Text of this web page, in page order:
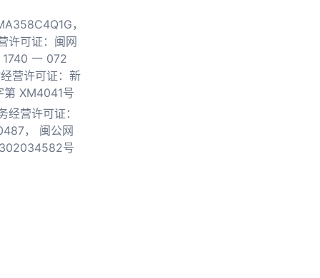
，
许可证：闽网
一 072
营许可证：新
第 XM4041号
经营许可证：
，
闽公网
号